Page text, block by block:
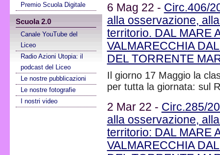
Premio Scuola Digitale
Scuola 2.0
Canale YouTube del
Liceo
Radio Azioni Utopia: il
podcast del Liceo
Le nostre pubblicazioni
Le nostre fotografie
I nostri video
6 Mag 22 - Circ.406/
alla osservazione,
territorio. DAL MARE
VALMARECCHIA
DEL TORRENTE
Il giorno 17 Maggio la
per tutta la giornata: sul
2 Mar 22 - Circ.285/
alla osservazione,
territorio: DAL MARE
VALMARECCHIA